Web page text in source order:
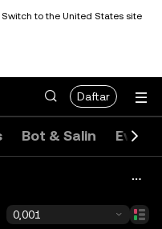
to the United States site
Daftar
Bot & Salin Event
0,001